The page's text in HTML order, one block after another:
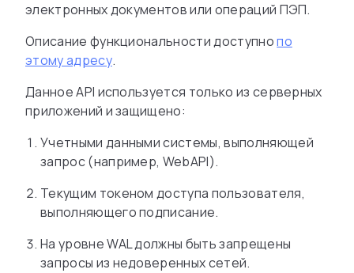
электронных документов или операций ПЭП.
Описание функциональности доступнопо
этому адресу.
Данное API используется только из серверных
приложений и защищено:
Учетными данными системы, выполняющей
запрос (например, WebAPI).
Текущим токеном доступа пользователя,
выполняющего подписание.
На уровне WAL должны быть запрещены
запросы из недоверенных сетей.